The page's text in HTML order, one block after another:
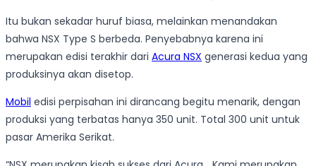
Itu bukan sekadar huruf biasa, melainkan menandakan
bahwa NSX Type S berbeda. Penyebabnya karena ini
merupakan edisi terakhir dari Acura NSX generasi kedua yang
produksinya akan disetop.
Mobil edisi perpisahan ini dirancang begitu menarik, dengan
produksi yang terbatas hanya 350 unit. Total 300 unit untuk
pasar Amerika Serikat.